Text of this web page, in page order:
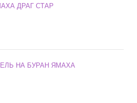
ДРАГ СТАР
НА БУРАН ЯМАХА